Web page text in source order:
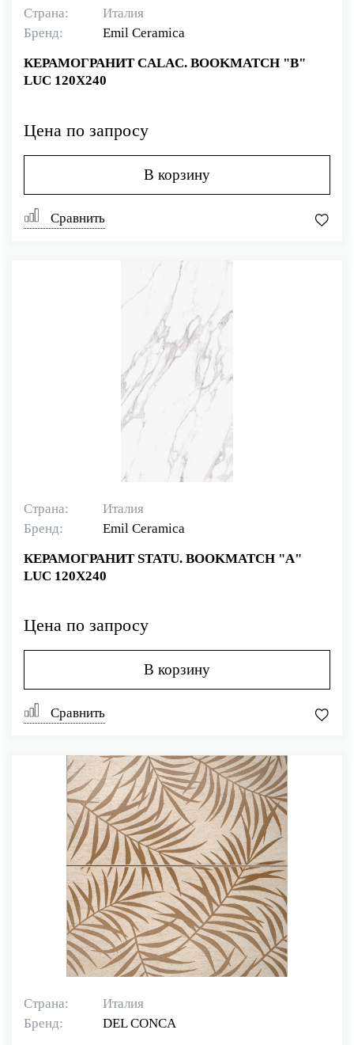
Страна:
Италия
Бренд:
Emil Ceramica
КЕРАМОГРАНИТ CALAC. BOOKMATCH "B"
LUC 120X240
Цена по запросу
В корзину
Сравнить
Страна:
Италия
Бренд:
Emil Ceramica
КЕРАМОГРАНИТ STATU. BOOKMATCH "A"
LUC 120X240
Цена по запросу
В корзину
Сравнить
Страна:
Италия
Бренд:
DEL CONCA